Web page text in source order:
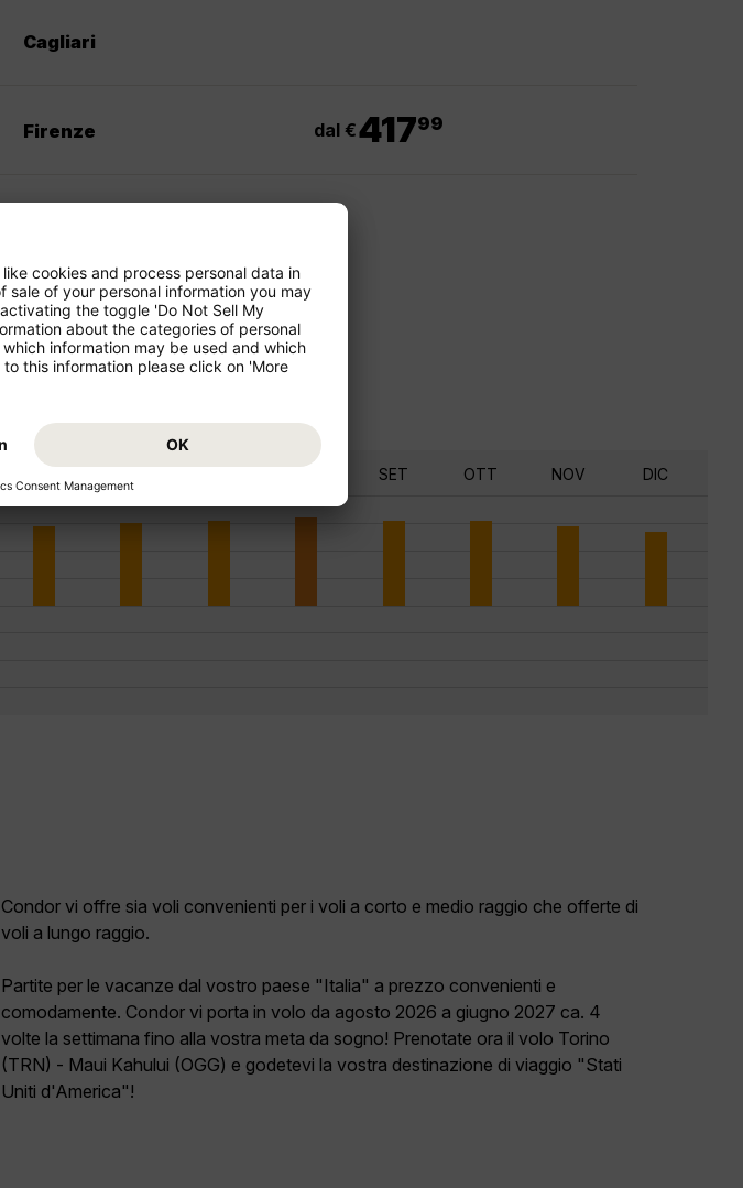
Cagliari
Firenze dal €41799
SET OTT NOV DIC
Condor vi offre sia voli convenienti per i voli a corto e medio raggio che offerte di
voli a lungo raggio.
Partite per le vacanze dal vostro paese "Italia" a prezzo convenienti e
comodamente. Condor vi porta in volo da agosto 2026 a giugno 2027 ca. 4
volte la settimana fino alla vostra meta da sogno! Prenotate ora il volo Torino
(TRN) - Maui Kahului (OGG) e godetevi la vostra destinazione di viaggio "Stati
Uniti d'America"!